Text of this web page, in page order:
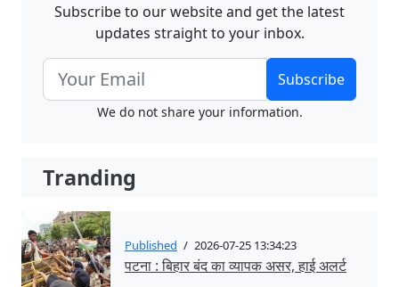
Subscribe to our website and get the latest
updates straight to your inbox.
Subscribe
We do not share your information.
Tranding
Published / 2026-07-25 13:34:23
पटना : बिहार बंद का व्यापक असर, हाई अलर्ट